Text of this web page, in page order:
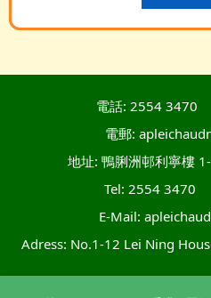
電話: 2554 3470
電郵:
地址: 鴨脷洲邨利寧樓
Tel: 2554 3470
E-Mail:
Adress: No.1-12 Lei Ning